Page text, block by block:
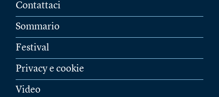
Contattaci
Sommario
Festival
Privacy e cookie
Video